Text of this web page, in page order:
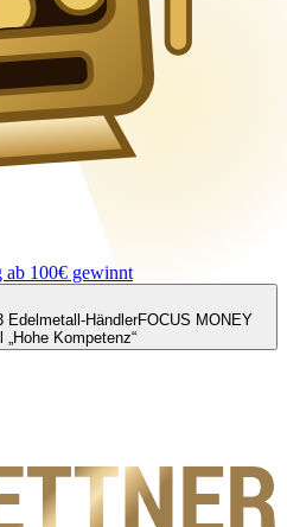
ab 100€ gewinnt
Edelmetall-HändlerFOCUS MONEY
„Hohe Kompetenz“